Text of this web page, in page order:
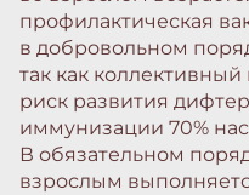
профилактическая
в добровольном
так как
риск развития
иммунизации 70%
В обязательном
взрослым